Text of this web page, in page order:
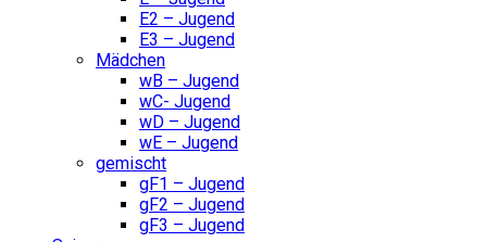
E2 – Jugend
E3 – Jugend
Mädchen
wB – Jugend
wC- Jugend
wD – Jugend
wE – Jugend
gemischt
gF1 – Jugend
gF2 – Jugend
gF3 – Jugend